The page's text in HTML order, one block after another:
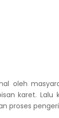
oleh
karet. Lalu
proses